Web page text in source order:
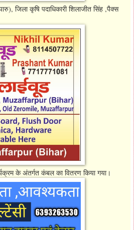
जिला कृषि पदाधिकारी शिलाजीत सिंह ,पैक्स
के अंतर्गत कंबल का वितरण किया गया।